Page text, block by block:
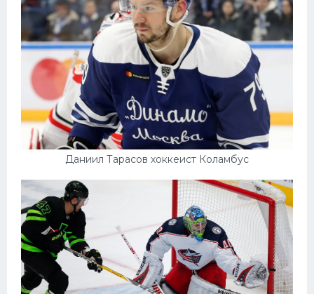
Даниил Тарасов хоккеист Коламбус